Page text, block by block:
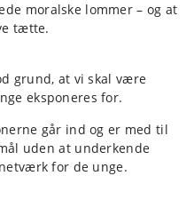
moralske lommer – og at
tætte.
grund, at vi skal være
eksponeres for.
går ind og er med til
uden at underkende
for de unge.